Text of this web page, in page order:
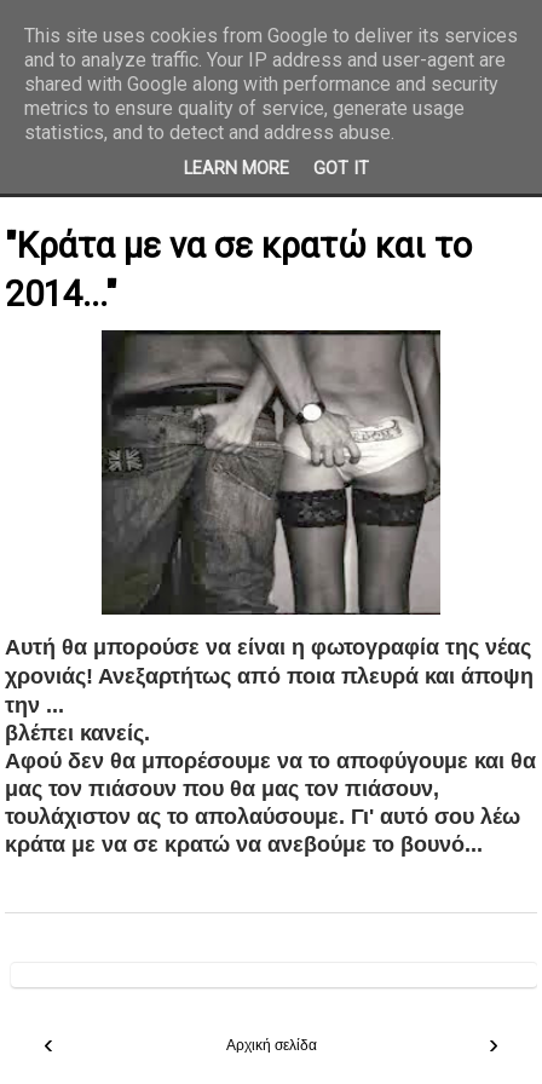
REPORTAZ NET
"Κράτα με να σε κρατώ και το
2014..."
Αυτή θα μπορούσε να είναι η φωτογραφία της νέας
χρονιάς! Ανεξαρτήτως από ποια πλευρά και άποψη
την ...
βλέπει κανείς.
Αφού δεν θα μπορέσουμε να τοαποφύγουμε και θα
μας τον πιάσουν που θα μας τον πιάσουν,
τουλάχιστον ας το απολαύσουμε. Γι' αυτό σου λέω
κράτα με να σε κρατώ να ανεβούμε το βουνό...
‹ ›
Αρχική σελίδα
This site uses cookies from Google to deliver its services
and to analyze traffic. Your IP address and user-agent are
shared with Google along with performance and security
metrics to ensure quality of service, generate usage
statistics, and to detect and address abuse.
LEARN MORE GOT IT